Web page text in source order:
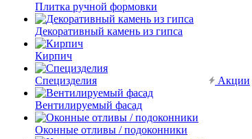
Плитка ручной формовки
Декоративный камень из гипса
Кирпич
Специзделия
Вентилируемый фасад
Оконные отливы / подоконники
Акции